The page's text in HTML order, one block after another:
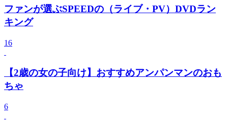
ファンが選ぶSPEEDの（ライブ・PV）DVDラン
キング
16
【2歳の女の子向け】おすすめアンパンマンのおも
ちゃ
6